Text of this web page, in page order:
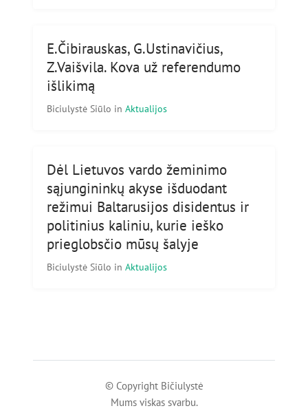
E.Čibirauskas, G.Ustinavičius,
Z.Vaišvila. Kova už referendumo
išlikimą
Biciulystė Siūlo in Aktualijos
Dėl Lietuvos vardo žeminimo
sąjungininkų akyse išduodant
režimui Baltarusijos disidentus ir
politinius kaliniu, kurie ieško
prieglobsčio mūsų šalyje
Biciulystė Siūlo in Aktualijos
© Copyright Bičiulystė
Mums viskas svarbu.